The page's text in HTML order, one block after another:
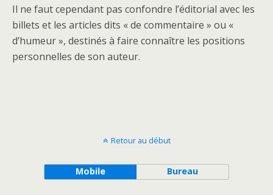
Il ne faut cependant pas confondre l’éditorial avec les
billets et les articles dits « de commentaire » ou «
d’humeur », destinés à faire connaître les positions
personnelles de son auteur.
Retour au début
Mobile Bureau